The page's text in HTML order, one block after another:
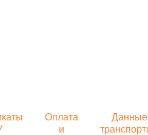
Оплата
и